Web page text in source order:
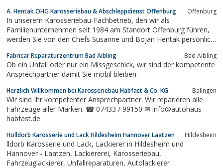
Innungsfach-/Meister-/Ausbildungs- und Partnerbetrieb
verschiedener Versicherer, sind ausgerichtet...
A. Hentak OHG Karosseriebau & Abschleppdienst Offenburg Offenburg
In unserem Karosseriebau-Fachbetrieb, den wir als
Familienunternehmen seit 1984 am Standort Offenburg führen,
werden Sie von den Chefs Susanne und Bojan Hentak persönlich
versuchen alles, um Ihre persönlichen Wünsche in die Tat
umzusetzen: Schnell und zuverlässig.
Fabricar Reparaturzentrum Bad Aibling Bad Aibling
Ob ein Unfall oder nur ein Missgeschick, wir sind der kompetente
Ansprechpartner damit Sie mobil bleiben.
Herzlich Willkommen bei Karosseriebau Habfast & Co. KG Balingen
Wir sind Ihr kompetenter Ansprechpartner. Wir reparieren alle
Fahrzeuge aller Marken. ☎ 07433 / 99150 ✉ info@autohaus-
habfast.de
Holldorb Karosserie und Lack Hildesheim Hannover Laatzen Hildesheim
lldorb Karosserie und Lack, Lackierer in Hildesheim und
Hannover - Laatzen, Lackiererei, Karosseriebau,
Fahrzeuglackierer, Unfallreparaturen, Autolackierer